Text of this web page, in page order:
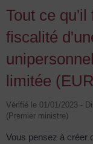
Tout ce
fiscalité
limitée
Vérifié le 01/01/2023 -
(Premier ministre)
Vous pensez à créer